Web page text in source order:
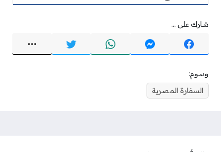
شارك على ...
وسوم:
السفارة المصرية